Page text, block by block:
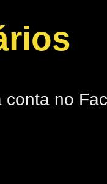
conta no